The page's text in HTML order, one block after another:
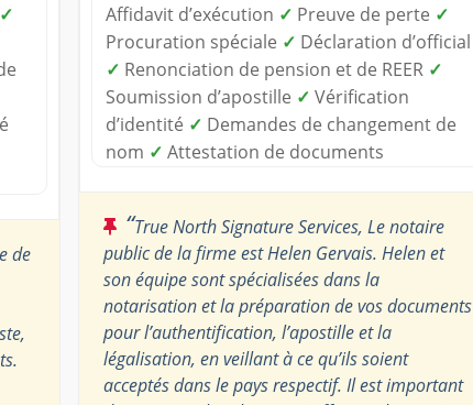
✓
de
Affidavit d’exécution ✓ Preuve de perte ✓
Procuration spéciale ✓ Déclaration d’official
✓ Renonciation de pension et de REER ✓
Soumission d’apostille ✓ Vérification
d’identité ✓ Demandes de changement de
nom ✓ Attestation de documents
“True North Signature Services, Le notaire
public de la firme est Helen Gervais. Helen et
son équipe sont spécialisées dans la
notarisation et la préparation de vos documents
pour l’authentification, l’apostille et la
légalisation, en veillant à ce qu’ils soient
acceptés dans le pays respectif. Il est important